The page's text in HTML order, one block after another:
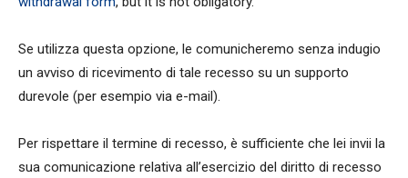
Se utilizza questa opzione, le comunicheremo senza indugio
un avviso di ricevimento di tale recesso su un supporto
durevole (per esempio via e-mail).
Per rispettare il termine di recesso, è sufficiente che lei invii la
sua comunicazione relativa all’esercizio del diritto di recesso